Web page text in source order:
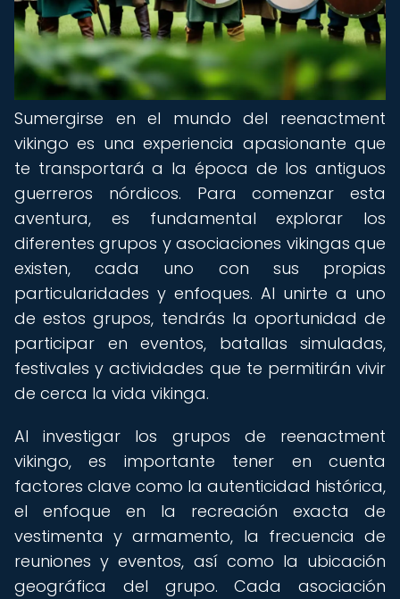
Sumergirse en el mundo del reenactment
vikingo es una experiencia apasionante que
te transportará a la época de los antiguos
guerreros nórdicos. Para comenzar esta
aventura, es fundamental explorar los
diferentes grupos y asociaciones vikingas que
existen, cada uno con sus propias
particularidades y enfoques. Al unirte a uno
de estos grupos, tendrás la oportunidad de
participar en eventos, batallas simuladas,
festivales y actividades que te permitirán vivir
de cerca la vida vikinga.
Al investigar los grupos de reenactment
vikingo, es importante tener en cuenta
factores clave como la autenticidad histórica,
el enfoque en la recreación exacta de
vestimenta y armamento, la frecuencia de
reuniones y eventos, así como la ubicación
geográfica del grupo. Cada asociación